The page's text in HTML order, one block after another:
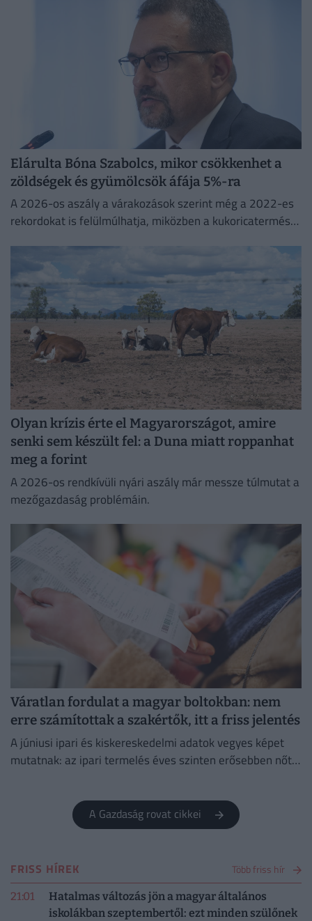
Elárulta Bóna Szabolcs, mikor csökkenhet a
zöldségek és gyümölcsök áfája 5%-ra
A 2026-os aszály a várakozások szerint még a 2022-es
rekordokat is felülmúlhatja, miközben a kukoricatermés
Olyan krízis érte el Magyarországot, amire
senki sem készült fel: a Duna miatt roppanhat
meg a forint
A 2026-os rendkívüli nyári aszály már messze túlmutat a
mezőgazdaság problémáin.
Váratlan fordulat a magyar boltokban: nem
erre számítottak a szakértők, itt a friss jelentés
A júniusi ipari és kiskereskedelmi adatok vegyes képet
mutatnak: az ipari termelés éves szinten erősebben nőtt
A Gazdaság rovat cikkei
FRISS HÍREK Több friss hír
21:01
Hatalmas változás jön a magyar általános
iskolákban szeptembertől: ezt minden szülőnek